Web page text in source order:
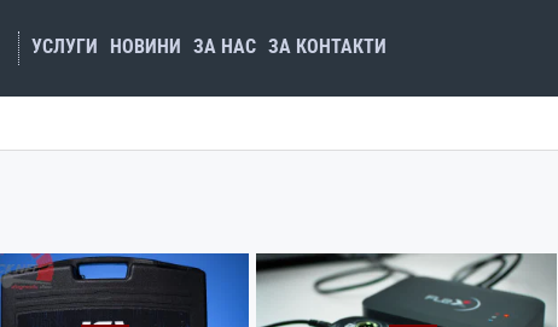
УСЛУГИ НОВИНИ ЗА НАС ЗА КОНТАКТИ